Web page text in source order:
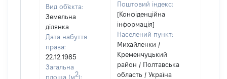
Вид об'єкта:
Земельна
ділянка
Дата набуття
права:
22.12.1985
Загальна
площа (м2):
Поштовий індекс:
[Конфіденційна
інформація]
Населений пункт:
Михайленки /
Кременчуцький
район / Полтавська
область / Україна